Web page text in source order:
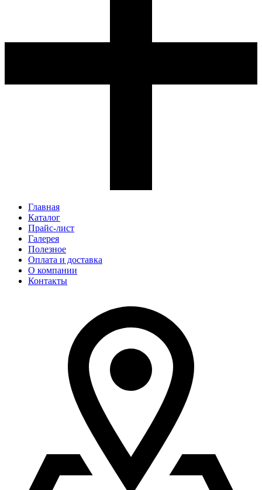
Главная
Каталог
Прайс-лист
Галерея
Полезное
Оплата и доставка
О компании
Контакты